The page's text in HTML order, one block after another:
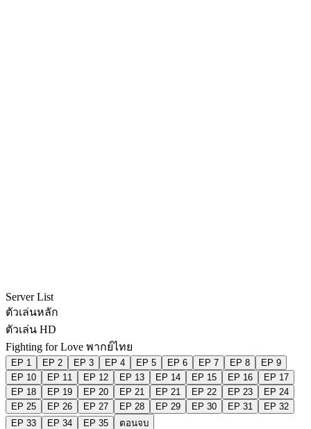
Server List
ตัวเล่นหลัก
ตัวเล่น HD
Fighting for Love พากย์ไทย
EP 1 EP 2 EP 3 EP 4 EP 5 EP 6 EP 7 EP 8
EP 9
EP 10
EP 11 EP 12 EP 13 EP 14 EP 15 EP 16
EP 17
EP 18
EP 19 EP 20 EP 21 EP 21 EP 22 EP 23
EP 24
EP 25
EP 26 EP 27 EP 28 EP 29 EP 30 EP 31
EP 32
EP 33
EP 34 EP 35 ตอนจบ